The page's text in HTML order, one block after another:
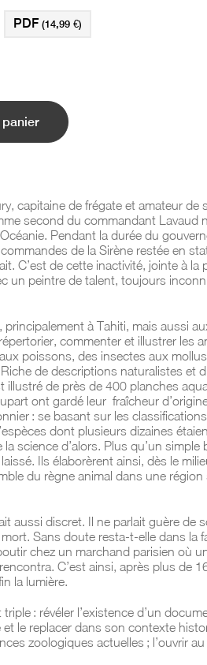
PDF (14,99 €)
panier
capitaine de frégate et amateur de
second du commandant Lavaud
Pendant la durée du
de la Sirène restée en
C’est de cette inactivité, jointe à
un peintre de talent, toujours
à Tahiti, mais aussi
commenter et illustrer les
poissons, des insectes aux
de descriptions naturalistes et
illustré de près de 400 planches
ont gardé leur fraîcheur
: se basant sur les
dont plusieurs dizaines
science d’alors. Plus qu’un simple
Ils élaborèrent ainsi, dès le
du règne animal dans une région
aussi discret. Il ne parlait guère de
Sans doute resta-t-elle dans la
chez un marchand parisien où
C’est ainsi, après plus de
la lumière.
: révéler l’existence d’un
le replacer dans son contexte
zoologiques actuelles ; l’ouvrir